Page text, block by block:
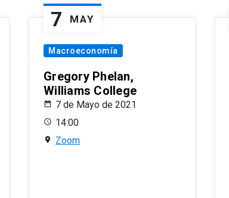
7 MAY
Macroeconomía
Gregory Phelan,
Williams College
7 de Mayo de 2021
14:00
Zoom